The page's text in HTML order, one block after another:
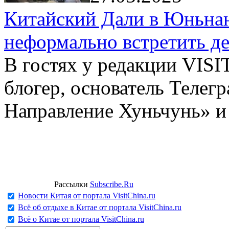
Китайский Дали в
неформально встретить
В гостях у редакции
блогер, основатель
Направление Хуньчунь»
Рассылки Subscribe.Ru
Новости Китая от портала VisitChina.ru
Всё об отдыхе в Китае от портала VisitChina.ru
Всё о Китае от портала VisitChina.ru